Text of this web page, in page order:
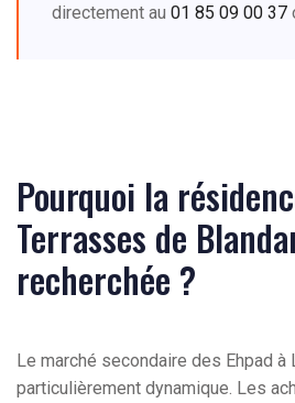
directement au 01 85 09 00 37
Pourquoi la
Terrasses de
recherchée ?
Le marché secondaire des Ehpad à
particulièrement dynamique. Les